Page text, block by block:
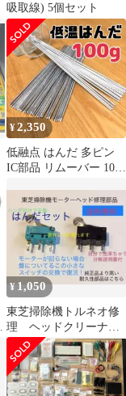
吸取線) 5個セット
¥2,350
低融点 はんだ 多ピン
IC部品 リムーバー 100g
¥ 1,050
東芝掃除機トルネオ修
理 ヘッドクリーナー
回転しないマイクロス
イッチはんだ